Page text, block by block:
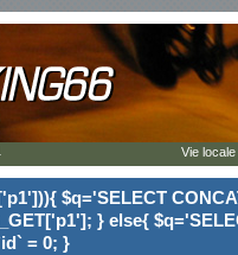
$q='SELECT
} else{
= 0; }
Vie